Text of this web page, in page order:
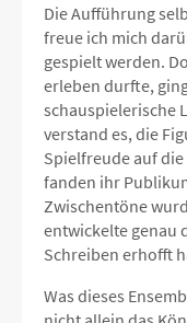
Die Aufführung
freue ich mich
gespielt werden.
erleben durfte,
schauspielerische
verstand es, die
Spielfreude auf
fanden ihr
Zwischentöne
entwickelte genau
Schreiben erhofft
Was dieses